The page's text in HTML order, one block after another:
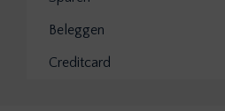
Beleggen
Creditcard